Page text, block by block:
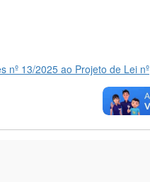
nº 13/2025 ao Projeto de Lei nº